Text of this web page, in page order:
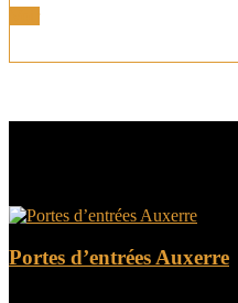
Portes d’entrées Auxerre